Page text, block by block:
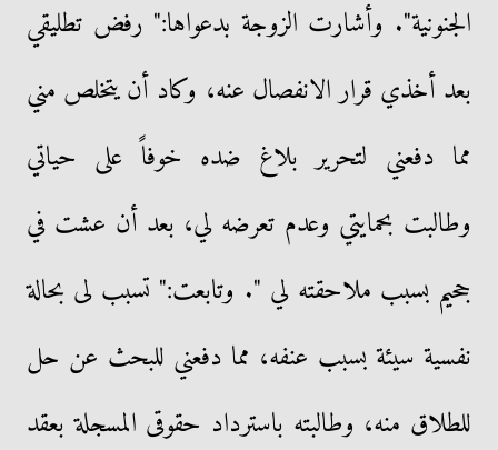
الجنونية". وأشارت الزوجة بدعواها:" رفض تطليقي
بعد أخذي قرار الانفصال عنه، وكاد أن يتخلص مني
مما دفعني لتحرير بلاغ ضده خوفاً على حياتي
وطالبت بحمايتي وعدم تعرضه لي، بعد أن عشت في
جحيم بسبب ملاحقته لي ". وتابعت:" تسبب لى بحالة
نفسية سيئة بسبب عنفه، مما دفعني للبحث عن حل
للطلاق منه، وطالبته باسترداد حقوقى المسجلة بعقد